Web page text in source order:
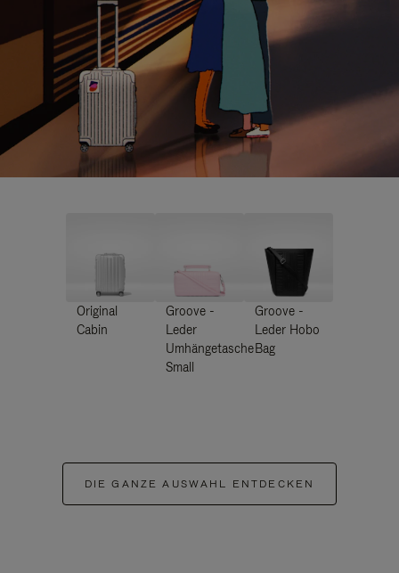
Original
Cabin
Groove -
Leder
Umhängetasche
Small
Groove -
Leder Hobo
Bag
DIE GANZE AUSWAHL ENTDECKEN